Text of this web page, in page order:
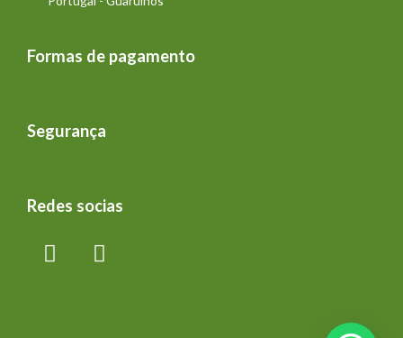
Formas de pagamento
Segurança
Redes socias